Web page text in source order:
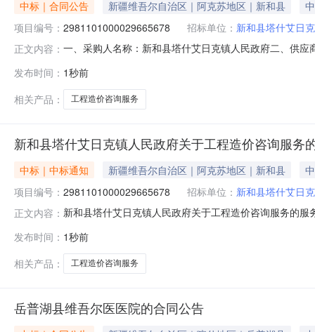
中标｜合同公告 新疆维吾尔自治区｜阿克苏地区｜新和县
项目编号： 2981101000029665678 招标单位： 新和县塔什艾日
正文内容： 一、采购人名称：新和县塔什艾日克镇人民政府二、供
服务要求或标的基本概况：七、其它事项：详见附件中
发布时间： 1秒前
相关产品：
工程造价咨询服务
新和县塔什艾日克镇人民政府关于工程造价咨询服务
中标｜中标通知 新疆维吾尔自治区｜阿克苏地区｜新和县
项目编号： 2981101000029665678 招标单位： 新和县塔什艾日
正文内容： 新和县塔什艾日克镇人民政府关于工程造价咨询服务的
划金额（元）:项目所在行政区划编码:652925项目所在
发布时间： 1秒前
相关产品：
工程造价咨询服务
岳普湖县维吾尔医医院的合同公告